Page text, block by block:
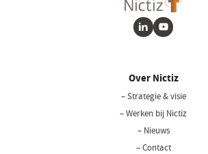
LinkedInYoutube
Over Nictiz
– Strategie & visie
– Werken bij Nictiz
– Nieuws
– Contact